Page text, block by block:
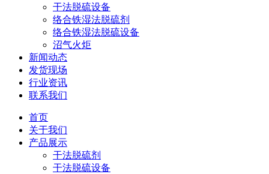
干法脱硫设备
络合铁湿法脱硫剂
络合铁湿法脱硫设备
沼气火炬
新闻动态
发货现场
行业资讯
联系我们
首页
关于我们
产品展示
干法脱硫剂
干法脱硫设备